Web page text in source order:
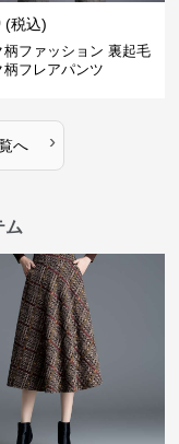
(税込)
柄ファッション 裏起毛
柄フレアパンツ
へ ›
ム